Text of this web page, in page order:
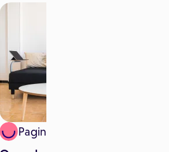
Paginemediche